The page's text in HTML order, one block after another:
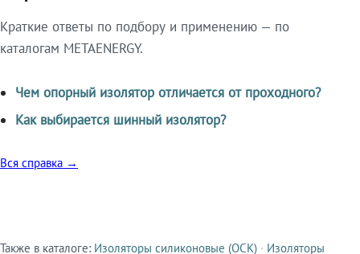
Краткие ответы по подбору и применению — по
каталогам METAENERGY.
Чем опорный изолятор отличается от проходного?
Как выбирается шинный изолятор?
Вся справка →
Также в каталоге: Изоляторы силиконовые (ОСК) · Изоляторы